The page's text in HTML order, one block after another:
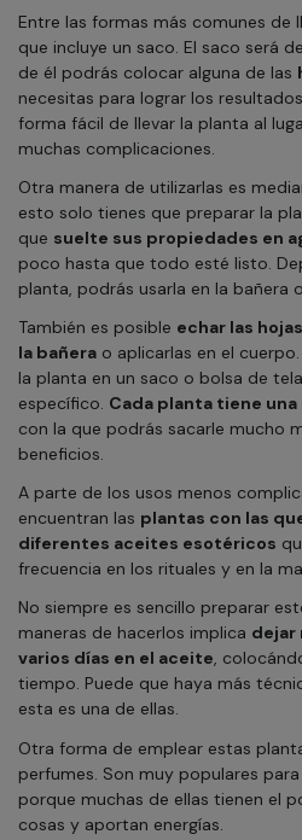
Entre las formas más comunes de
que incluye un saco. El saco será
de él podrás colocar alguna de las
necesitas para lograr los
forma fácil de llevar la planta al
muchas complicaciones.
Otra manera de utilizarlas es
esto solo tienes que preparar la
que suelte sus propiedades en
poco hasta que todo esté listo.
planta, podrás usarla en la bañera
También es posible echar las
la bañera o aplicarlas en el
la planta en un saco o bolsa de
específico. Cada planta tiene
con la que podrás sacarle mucho
beneficios.
A parte de los usos menos
encuentran las plantas con las
diferentes aceites esotéricos
frecuencia en los rituales y en la
No siempre es sencillo preparar
maneras de hacerlos implica dejar
varios días en el aceite,
tiempo. Puede que haya más
esta es una de ellas.
Otra forma de emplear estas
perfumes. Son muy populares
porque muchas de ellas tienen el
cosas y aportan energías.